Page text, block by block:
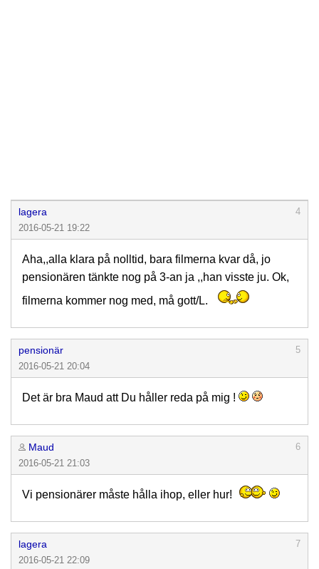
lagera
4
2016-05-21 19:22
Aha,,alla klara på nolltid, bara filmerna kvar då, jo
pensionären tänkte nog på 3-an ja ,,han visste ju. Ok,
filmerna kommer nog med, må gott/L.
pensionär
5
2016-05-21 20:04
Det är bra Maud att Du håller reda på mig !
Maud
6
2016-05-21 21:03
Vi pensionärer måste hålla ihop, eller hur!
lagera
7
2016-05-21 22:09